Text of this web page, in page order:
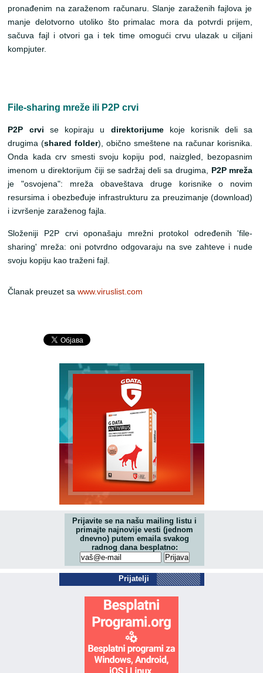
pronađenim nazaraženom računaru. Slanje zaraženih fajlova je
manje delotvorno utoliko što primalac mora da potvrdi prijem,
sačuva fajl i otvori ga i tek time omogući crvu ulazak u ciljani
kompjuter.
File-sharing mreže ili P2P crvi
P2P crvi se kopiraju u direktorijumekoje korisnik deli sa
drugima (shared folder), obično smeštene na računar korisnika.
Onda kada crv smesti svoju kopiju pod , naizgled,
bezopasnim
imenom u direktorijum čiji se sadržaj deli sa drugima, P2P mreža
je"osvojena": mreža obaveštava druge korisnike o novim
resursima i obezbeđuje infrastrukturu za preuzimanje (download)
i izvršenje zaraženog fajla.
Složeniji P2P crvi oponašaju mrežni protokol određenih 'file-
sharing' mreža: oni potvrdno odgovaraju na sve zahteve i nude
svoju kopiju kao traženi fajl .
Članak preuzet sawww.viruslist.com
Prijavite se na našu mailing listu i
primajte najnovije vesti (jednom
dnevno) putem emaila svakog
radnog dana besplatno:
Prijatelji